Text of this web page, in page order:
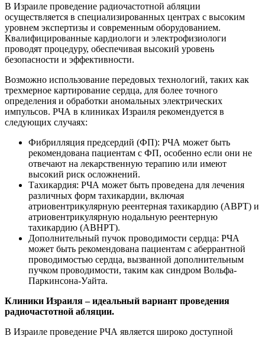
В Израиле проведение радиочастотной абляции
осуществляется в специализированных центрах с высоким
уровнем экспертизы и современным оборудованием.
Квалифицированные кардиологи и электрофизиологи
проводят процедуру, обеспечивая высокий уровень
безопасности и эффективности.
Возможно использование передовых технологий, таких как
трехмерное картирование сердца, для более точного
определения и обработки аномальных электрических
импульсов. РЧА в клиниках Израиля рекомендуется в
следующих случаях:
Фибрилляция предсердий (ФП): РЧА может быть
рекомендована пациентам с ФП, особенно если они не
отвечают на лекарственную терапию или имеют
высокий риск осложнений.
Тахикардия: РЧА может быть проведена для лечения
различных форм тахикардии, включая
атриовентрикулярную реентерная тахикардию (АВРТ) и
атриовентрикулярную нодальную реентерную
тахикардию (АВНРТ).
Дополнительный пучок проводимости сердца: РЧА
может быть рекомендована пациентам с аберрантной
проводимостью сердца, вызванной дополнительным
пучком проводимости, таким как синдром Вольфа-
Паркинсона-Уайта.
Клиники Израиля – идеальный вариант проведения
радиочастотной абляции.
В Израиле проведение РЧА является широко доступной